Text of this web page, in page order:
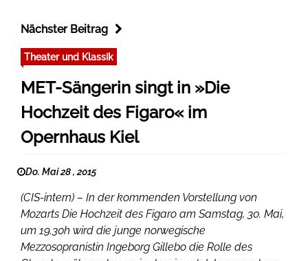
Nächster Beitrag
Theater und Klassik
MET-Sängerin singt in »Die
Hochzeit des Figaro« im
Opernhaus Kiel
Do. Mai 28 , 2015
(CIS-intern) – In der kommenden Vorstellung von
Mozarts Die Hochzeit des Figaro am Samstag, 30. Mai,
um 19.30h wird die junge norwegische
Mezzosopranistin Ingeborg Gillebo die Rolle des